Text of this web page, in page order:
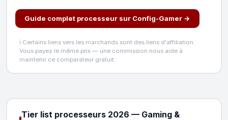
Guide complet processeur sur Config-Gamer →
ℹ️ Certains liens vers les marchands sont des liens d'affiliation.
Vous payez le même prix — une commission nous aide à
maintenir ce comparateur gratuit.
Tier list processeurs 2026 — Gaming &